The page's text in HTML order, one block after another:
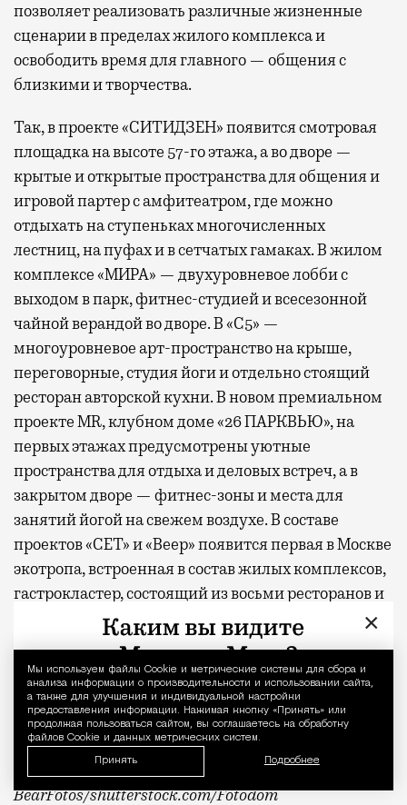
Уведомление
Мы используем файлы Сookie и метрические системы для сбора и
анализа информации о производительности и использовании сайта,
а также для улучшения и индивидуальной настройки
предоставления информации. Нажимая кнопку «Принять» или
продолжая пользоваться сайтом, вы соглашаетесь на обработку
файлов Cookie и данных метрических систем.
Принять Подробнее
позволяет реализовать различные жизненные
сценарии в пределах жилого комплекса и
освободить время для главного — общения с
близкими и творчества.
Так, в проекте «СИТИДЗЕН» появится смотровая
площадка на высоте 57-го этажа, а во дворе —
крытые и открытые пространства для общения и
игровой партер с амфитеатром, где можно
отдыхать на ступеньках многочисленных
лестниц, на пуфах и в сетчатых гамаках. В жилом
комплексе «МИРА» — двухуровневое лобби с
выходом в парк, фитнес-студией и всесезонной
чайной верандой во дворе. В «С5» —
многоуровневое арт-пространство на крыше,
переговорные, студия йоги и отдельно стоящий
ресторан авторской кухни. В новом премиальном
проекте MR, клубном доме «26 ПАРКВЬЮ», на
первых этажах предусмотрены уютные
пространства для отдыха и деловых встреч, а в
закрытом дворе — фитнес-зоны и места для
занятий йогой на свежем воздухе. В составе
проектов «СЕТ» и «Веер»появитсяпервая в Москве
экотропа, встроенная в состав жилых комплексов,
гастрокластер, состоящий из восьми ресторанов и
20 фуд-корнеров, а также спортивный комплекс с
* По данным опроса MR Analytics
** Заглавное фото — парк «Дубки»
Фото: пресс-служба MR Group,
BearFotos/shutterstock.com/Fotodom
×